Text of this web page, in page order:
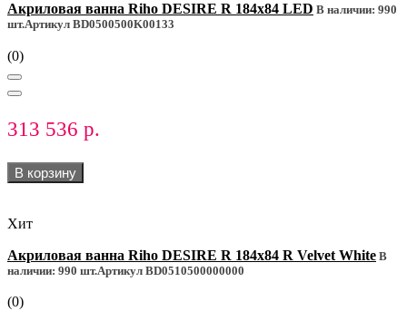
Акриловая ванна Riho DESIRE R 184x84 LED В наличии: 990
шт.Артикул BD0500500K00133
(0)
313 536 р.
В корзину
Хит
Акриловая ванна Riho DESIRE R 184x84 R Velvet White В
наличии: 990 шт.Артикул BD0510500000000
(0)